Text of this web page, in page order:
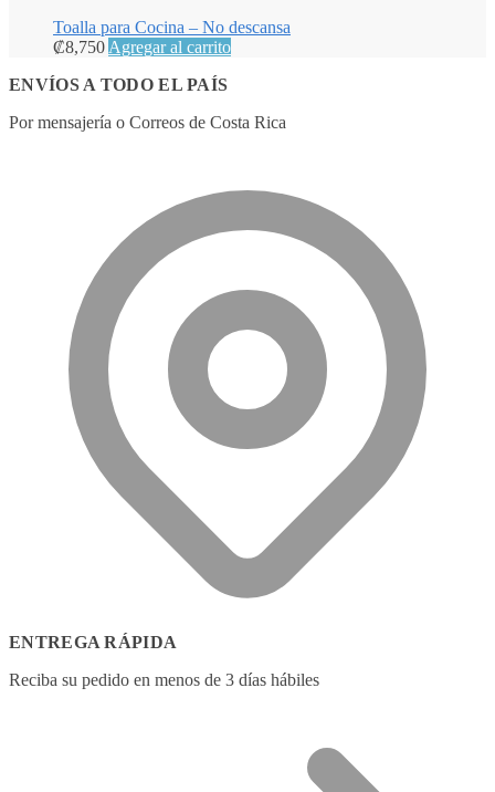
Toalla para Cocina – No descansa
₡8,750 Agregar al carrito
ENVÍOS A TODO EL PAÍS
Por mensajería o Correos de Costa Rica
ENTREGA RÁPIDA
Reciba su pedido en menos de 3 días hábiles